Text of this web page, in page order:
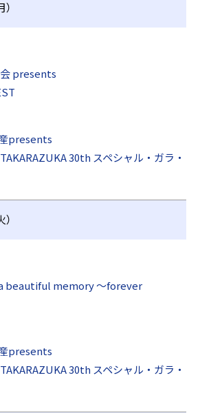
presents
presents
30th スペシャル・ガラ・
beautiful memory 〜forever
presents
30th スペシャル・ガラ・